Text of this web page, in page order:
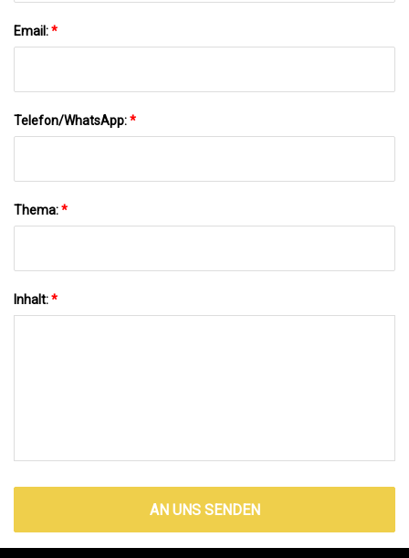
Email:*
Telefon/WhatsApp:*
Thema:*
Inhalt:*
AN UNS SENDEN